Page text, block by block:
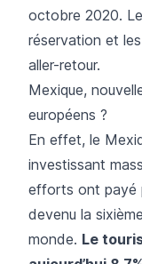
octobre 2020.
réservation et
aller-retour.
Mexique,
européens ?
En effet, le
investissant
efforts ont payé
devenu la
monde. Le